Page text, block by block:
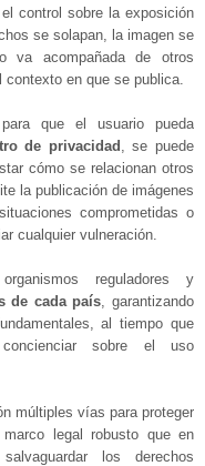
el control sobre la exposición
se solapan, la imagen se
va acompañada de otros
en que se publica.
que el usuario pueda
de privacidad , se puede
cómo se relacionan otros
la publicación de imágenes
comprometidas o
cualquier vulneración.
reguladores y
de cada país , garantizando
al tiempo que
sobre el uso
múltiples vías para proteger
legal robusto que en
los derechos